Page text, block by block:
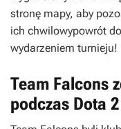
stronę mapy, aby
ich chwilowypowrót
wydarzeniem turnieju!
Team Falcons
podczas Dota